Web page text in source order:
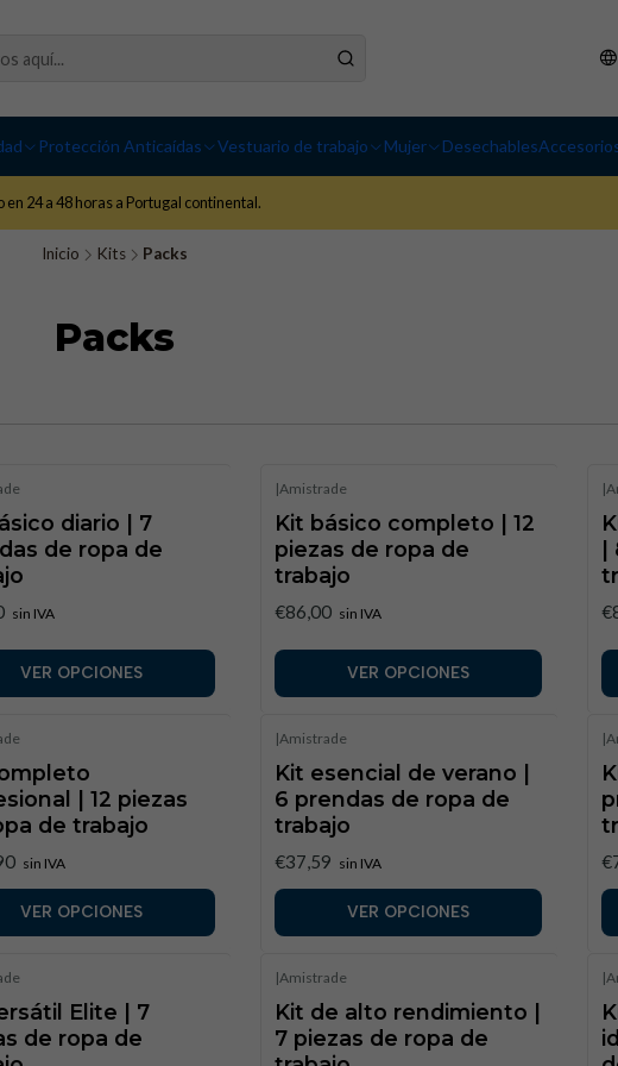
Protección Anticaídas Vestuario de trabajo Mujer Desechables
en 24 a 48 horas a Portugal continental.
Inicio Kits Packs
Packs
diario | 7
de ropa de
sin IVA
VER OPCIONES
|Amistrade
Kit básico completo | 12
piezas de ropa de
trabajo
€86,00 sin IVA
VER OPCIONES
|
| 12 piezas
de trabajo
sin IVA
VER OPCIONES
|Amistrade
Kit esencial de verano |
6 prendas de ropa de
trabajo
€37,59 sin IVA
VER OPCIONES
|
Elite | 7
de ropa de
|Amistrade
Kit de alto rendimiento |
7 piezas de ropa de
|